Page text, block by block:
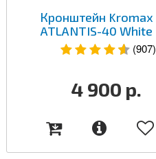
Кронштейн Kromax
ATLANTIS-40 White
(907)
4 900 р.